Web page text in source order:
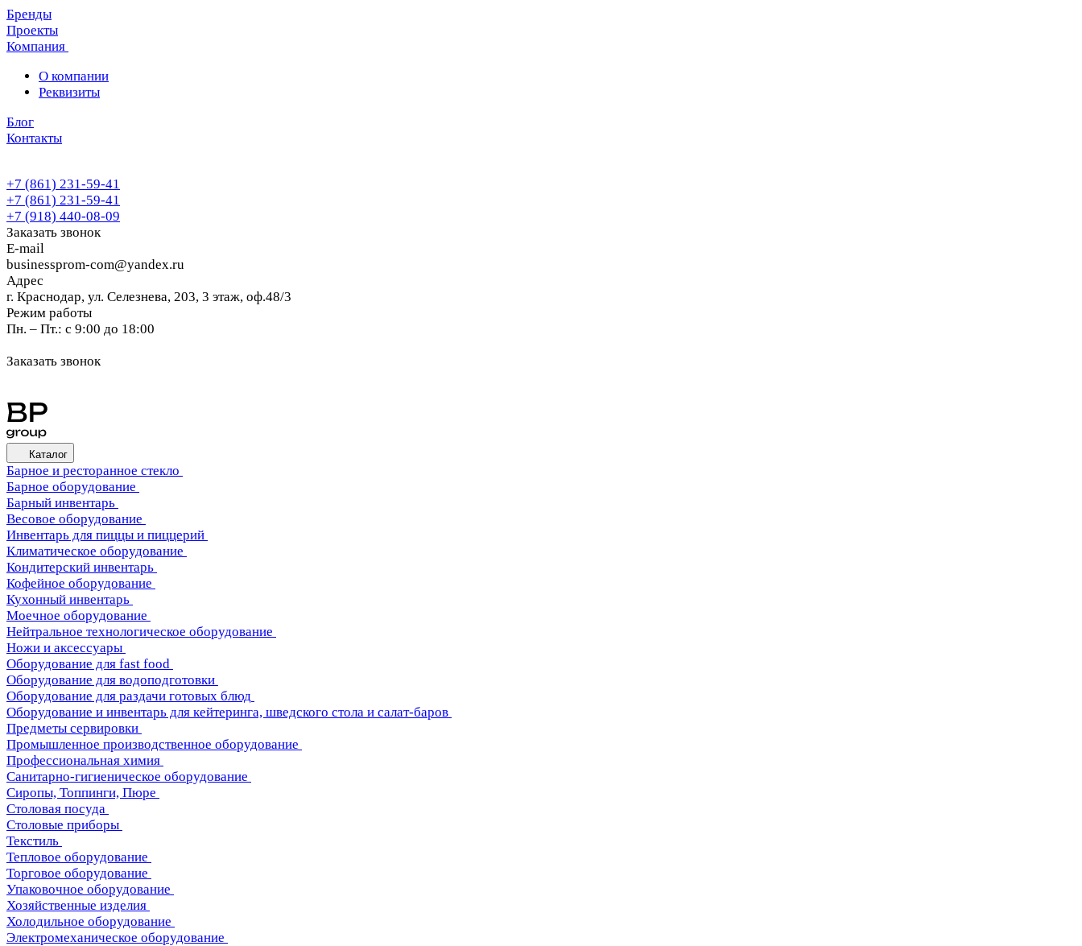
Бренды
Проекты
Компания
О компании
Реквизиты
Блог
Контакты
+7 (861) 231-59-41
+7 (861) 231-59-41
+7 (918) 440-08-09
Заказать звонок
E-mail
businessprom-com@yandex.ru
Адрес
г. Краснодар, ул. Селезнева, 203, 3 этаж, оф.48/3
Режим работы
Пн. – Пт.: с 9:00 до 18:00
Заказать звонок
Каталог
Барное и ресторанное стекло
Барное оборудование
Барный инвентарь
Весовое оборудование
Инвентарь для пиццы и пиццерий
Климатическое оборудование
Кондитерский инвентарь
Кофейное оборудование
Кухонный инвентарь
Моечное оборудование
Нейтральное технологическое оборудование
Ножи и аксессуары
Оборудование для fast food
Оборудование для водоподготовки
Оборудование для раздачи готовых блюд
Оборудование и инвентарь для кейтеринга, шведского стола и салат-баров
Предметы сервировки
Промышленное производственное оборудование
Профессиональная химия
Санитарно-гигиеническое оборудование
Сиропы, Топпинги, Пюре
Столовая посуда
Столовые приборы
Текстиль
Тепловое оборудование
Торговое оборудование
Упаковочное оборудование
Хозяйственные изделия
Холодильное оборудование
Электромеханическое оборудование